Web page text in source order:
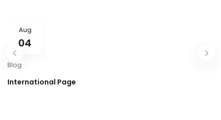
Aug
04
Blog
International Page